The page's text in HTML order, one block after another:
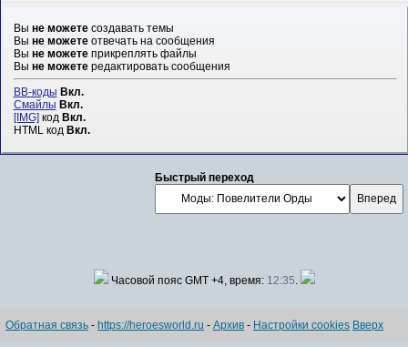
Вы не можетесоздавать темы
Вы не можетеотвечать на сообщения
Вы не можетеприкреплять файлы
Вы не можетередактировать сообщения
BB-коды Вкл.
Смайлы Вкл.
[IMG] код Вкл.
HTML код Вкл.
Быстрый переход
Часовой пояс GMT +4, время: 12:35
Обратная связь - https://heroesworld.ru - Архив - Настройки cookies Вверх